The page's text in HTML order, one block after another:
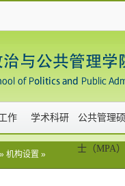
作 学术科研 公共管理硕
士（MPA）
» 机构设置 »